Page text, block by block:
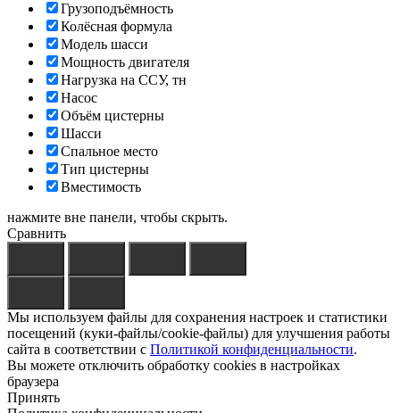
Грузоподъёмность
Колёсная формула
Модель шасси
Мощность двигателя
Нагрузка на ССУ, тн
Насос
Объём цистерны
Шасси
Спальное место
Тип цистерны
Вместимость
нажмите вне панели, чтобы скрыть.
Сравнить
Мы используем файлы для сохранения настроек и статистики
посещений (куки-файлы/cookie-файлы) для улучшения работы
сайта в соответствии с Политикой конфиденциальности.
Вы можете отключить обработку cookies в настройках
браузера
Принять